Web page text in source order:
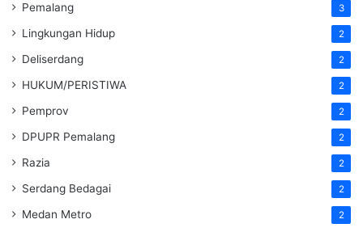
Pemalang 3
Lingkungan Hidup 2
Deliserdang 2
HUKUM/PERISTIWA 2
Pemprov 2
DPUPR Pemalang 2
Razia 2
Serdang Bedagai 2
Medan Metro 2